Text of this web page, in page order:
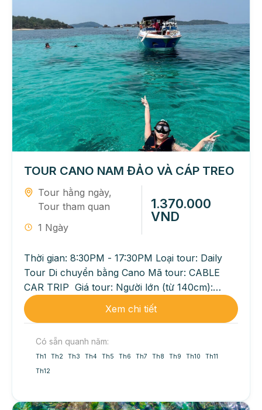
TOUR CANO NAM ĐẢO VÀ CÁP TREO
Tour hằng ngày,
Tour tham quan
1 Ngày
1.370.000
VND
Thời gian: 8:30PM - 17:30PM Loại tour: Daily
Tour Di chuyển bằng Cano Mã tour: CABLE
CAR TRIP Giá tour: Người lớn (từ 140cm):
1.370.000VND/...
Xem chi tiết
Có sẵn quanh năm:
Th1 Th2 Th3 Th4 Th5 Th6 Th7 Th8 Th9 Th10
Th11
Th12